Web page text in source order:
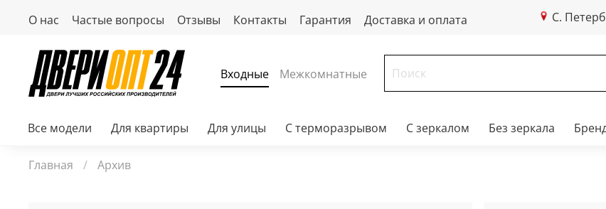
О нас Частые вопросы Отзывы Контакты Гарантия Доставка и оплата С.
Входные Межкомнатные
Все модели Для квартиры Для улицы С терморазрывом С зеркалом Без зеркала
Главная Архив